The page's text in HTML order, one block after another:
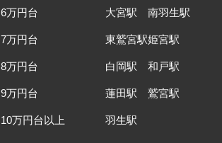
6万円台
7万円台
8万円台
9万円台
10万円台以上
大宮駅
東鷲宮駅
白岡駅
蓮田駅
羽生駅
南羽生駅
姫宮駅
和戸駅
鷲宮駅